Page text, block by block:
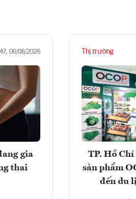
06/08/2026
gia
thai
Thị trường
TP. Hồ
sản phẩm
đến du